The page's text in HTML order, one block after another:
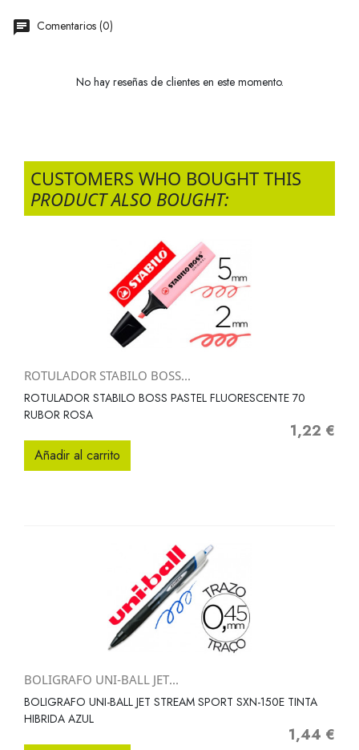
Comentarios (0)
No hay reseñas de clientes en este momento.
CUSTOMERS WHO BOUGHT THIS
PRODUCT ALSO BOUGHT:
ROTULADOR STABILO BOSS...
ROTULADOR STABILO BOSS PASTEL FLUORESCENTE 70
RUBOR ROSA
Precio
1,22 €
Añadir al carrito
BOLIGRAFO UNI-BALL JET...
BOLIGRAFO UNI-BALL JET STREAM SPORT SXN-150E TINTA
HIBRIDA AZUL
Precio
1,44 €